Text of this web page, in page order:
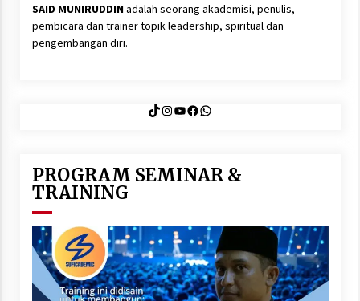
SAID MUNIRUDDINadalah seorang akademisi, penulis,
pembicara dan trainer topik leadership, spiritual dan
pengembangan diri.
TikTok
Instagram
YouTube
Facebook
WhatsApp
PROGRAM SEMINAR &
TRAINING